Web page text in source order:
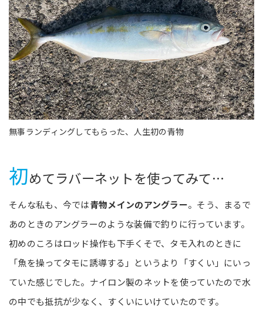
無事ランディングしてもらった、人生初の青物
初めてラバーネットを使ってみて…
そんな私も、今では青物メインのアングラー。そう、まるで
あのときのアングラーのような装備で釣りに行っています。
初めのころはロッド操作も下手くそで、タモ入れのときに
「魚を操ってタモに誘導する」というより「すくい」にいっ
ていた感じでした。ナイロン製のネットを使っていたので水
の中でも抵抗が少なく、すくいにいけていたのです。